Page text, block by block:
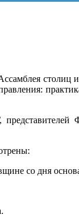
со дня